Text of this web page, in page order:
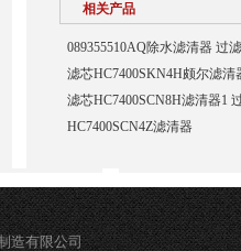
相关产品
089355510AQ除水滤清器 过
滤芯HC7400SKN4H颇尔滤清
滤芯HC7400SCN8H滤清器1
HC7400SCN4Z滤清器
造有限公司